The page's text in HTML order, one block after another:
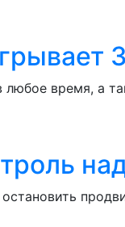
любое время, а